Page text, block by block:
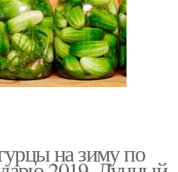
на зиму по